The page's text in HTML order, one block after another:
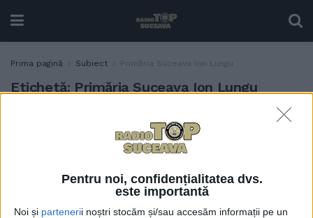
Pentru noi, confidențialitatea dvs.
este importantă
Noi și partenerii noștri stocăm și/sau accesăm informații pe un
Prima pagină Subiect Primăria Suceava Ion Lungu
Etichetă: Primăria Suceava Ion Lungu
Primăria Suceava a redus
cheltuielile, după ce a
constatat că încasările de la
merg foarte prost
25 OCTOMBRIE, 2023